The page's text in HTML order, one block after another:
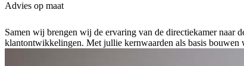
Advies op maat
Samen wij brengen wij de ervaring van de directiekamer naar
klantontwikkelingen. Met jullie kernwaarden als basis bouwen